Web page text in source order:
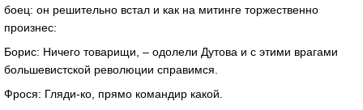
боец: он решительно встал и как на митинге торжественно
произнес:
Борис: Ничего товарищи, – одолели Дутова и с этими врагами
большевистской революции справимся.
Фрося: Гляди-ко, прямо командир какой.